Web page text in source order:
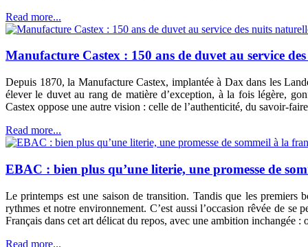
Read more...
Manufacture Castex : 150 ans de duvet au service
Depuis 1870, la Manufacture Castex, implantée à Dax dans les
élever le duvet au rang de matière d’exception, à la fois légère,
Castex oppose une autre vision : celle de l’authenticité, du savoir-
Read more...
EBAC : bien plus qu’une literie, une promesse de
Le printemps est une saison de transition. Tandis que les premiers
rythmes et notre environnement. C’est aussi l’occasion rêvée de
Français dans cet art délicat du repos, avec une ambition inchangée
Read more...